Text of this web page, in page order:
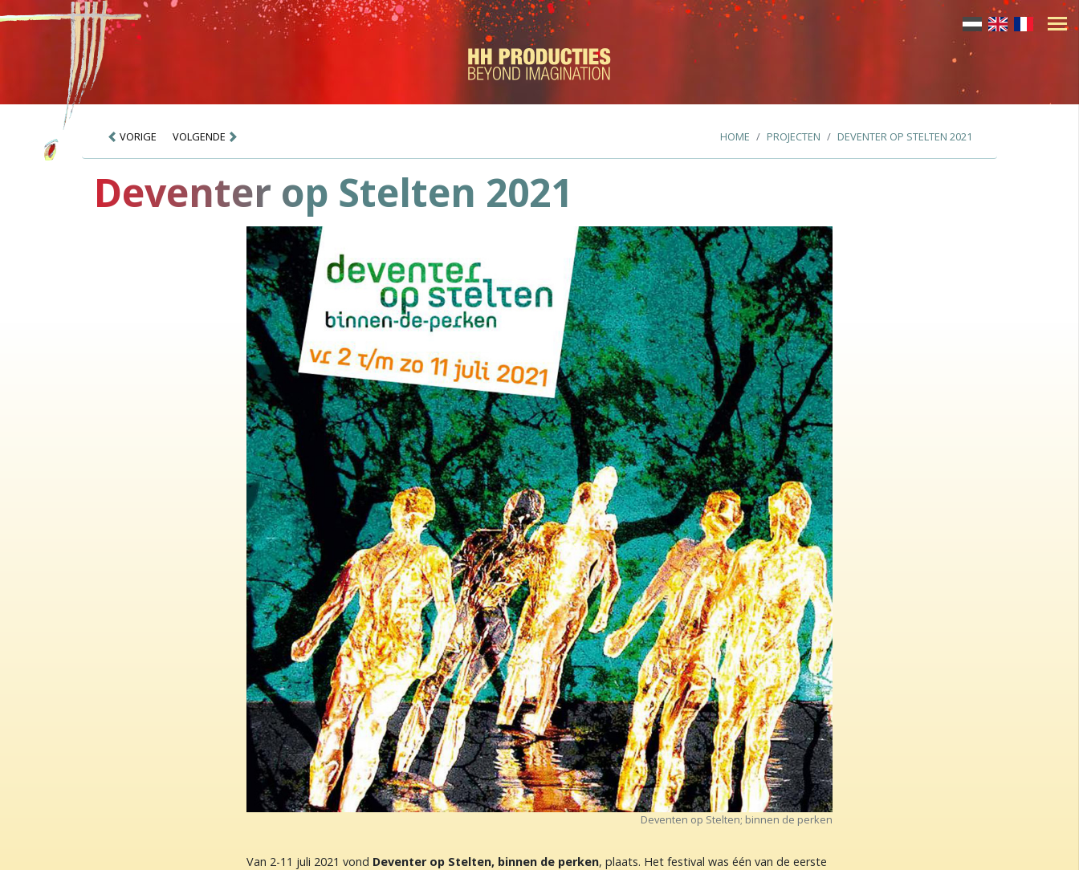
VORIGE VOLGENDE HOME PROJECTEN DEVENTER OP STELTEN 2021
Deventer op Stelten 2021
Deventen op Stelten; binnen de perken
Van 2-11 juli 2021 vond Deventer op Stelten, binnen de perken, plaats. Het festival was één van de eerste